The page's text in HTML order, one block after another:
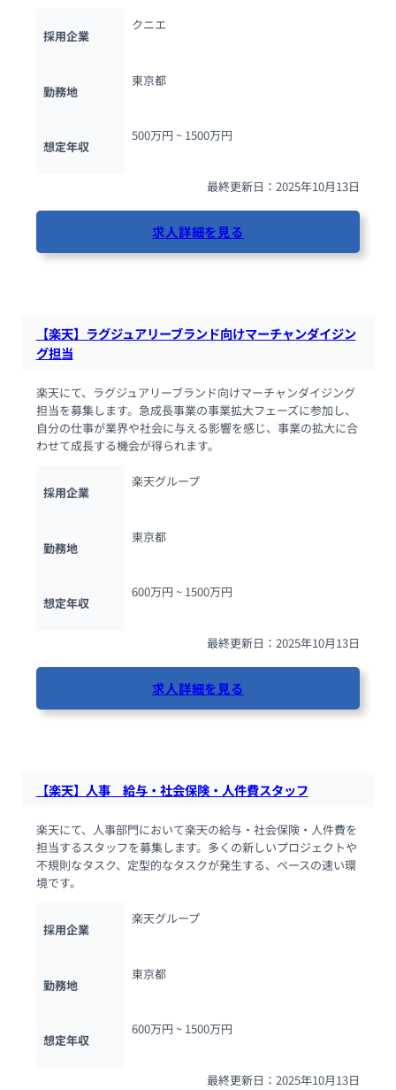
採用企業
クニエ
勤務地
東京都
想定年収
500万円 ~ 1500万円
最終更新日：2025年10月13日
求人詳細を見る
【楽天】ラグジュアリーブランド向けマーチャンダイジン
グ担当
楽天にて、ラグジュアリーブランド向けマーチャンダイジング
担当を募集します。急成長事業の事業拡大フェーズに参加し、
自分の仕事が業界や社会に与える影響を感じ、事業の拡大に合
わせて成長する機会が得られます。
採用企業
楽天グループ
勤務地
東京都
想定年収
600万円 ~ 1500万円
最終更新日：2025年10月13日
求人詳細を見る
【楽天】人事　給与・社会保険・人件費スタッフ
楽天にて、人事部門において楽天の給与・社会保険・人件費を
担当するスタッフを募集します。多くの新しいプロジェクトや
不規則なタスク、定型的なタスクが発生する、ペースの速い環
境です。
採用企業
楽天グループ
勤務地
東京都
想定年収
600万円 ~ 1500万円
最終更新日：2025年10月13日